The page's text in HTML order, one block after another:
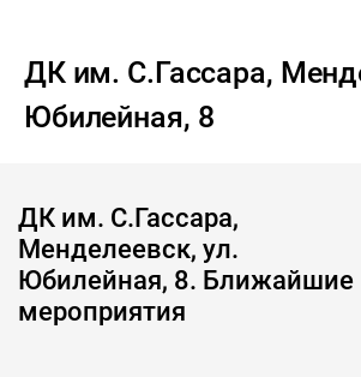
ДК им. С.Гассара,
Юбилейная, 8
ДК им. С.Гассара,
Менделеевск, ул.
Юбилейная, 8. Ближайшие
мероприятия